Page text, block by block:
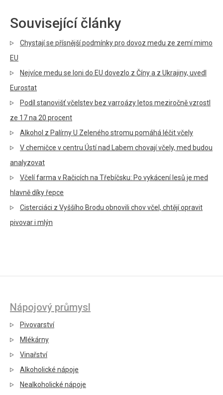
Související články
Chystají se přísnější podmínky pro dovoz medu ze zemí mimo
EU
Nejvíce medu se loni do EU dovezlo z Číny a z Ukrajiny, uvedl
Eurostat
Podíl stanovišť včelstev bez varroázy letos meziročně vzrostl
ze 17 na 20 procent
Alkohol z Palírny U Zeleného stromu pomáhá léčit včely
V chemičce v centru Ústí nad Labem chovají včely, med budou
analyzovat
Včelí farma v Račicích na Třebíčsku: Po vykácení lesů je med
hlavně díky řepce
Cisterciáci z Vyššího Brodu obnovili chov včel, chtějí opravit
pivovar i mlýn
Nápojový průmysl
Pivovarství
Mlékárny
Vinařství
Alkoholické nápoje
Nealkoholické nápoje